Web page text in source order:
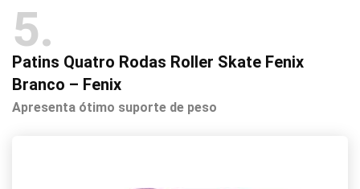
5
Patins Quatro Rodas Roller Skate Fenix
Branco – Fenix
Apresenta ótimo suporte de peso